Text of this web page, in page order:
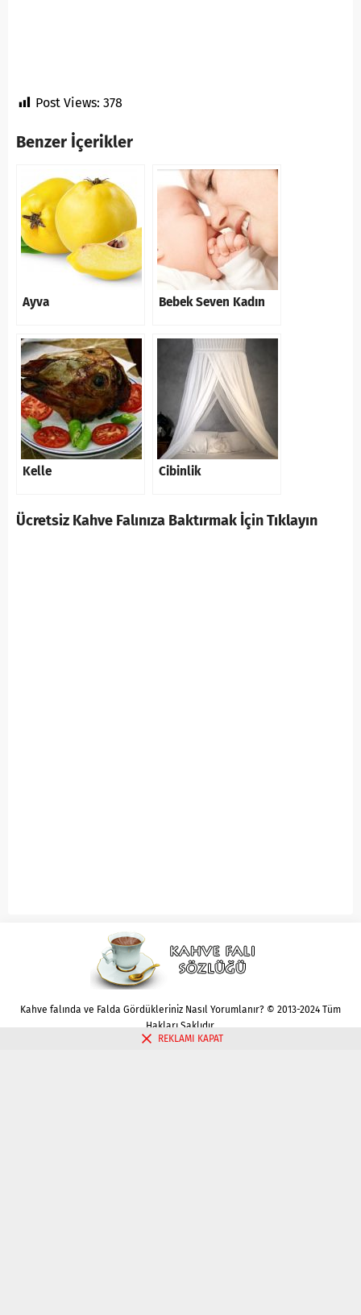
Post Views: 378
Benzer İçerikler
Ayva Bebek Seven Kadın
Kelle Cibinlik
Ücretsiz Kahve Falınıza Baktırmak İçin Tıklayın
Kahve falında ve Falda Gördükleriniz Nasıl Yorumlanır? © 2013-2024 Tüm
Hakları Saklıdır.
REKLAMI KAPAT